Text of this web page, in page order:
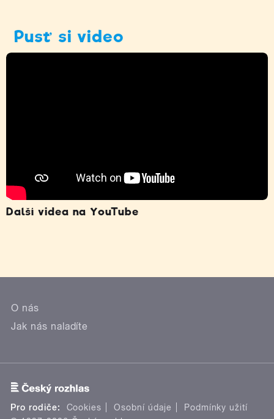
Pusť si video
Další videa na YouTube
O nás
Jak nás naladíte
Pro rodiče: Cookies Osobní údaje
Podmínky užití